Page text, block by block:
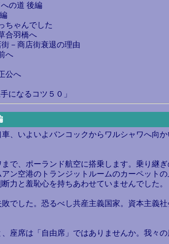
の道 後編
ゃんでした
合羽橋へ
－商店街衰退の理由
へ
公へ
になるコツ５０」
いよいよバンコックからワルシャワへ向か
、ポーランド航空に搭乗します。乗り継
ン空港のトランジットルームのカーペット
力と羞恥心を持ちあわせていませんでした。
でした。恐るべし共産主義国家。資本主義
席は「自由席」ではありませんか。我々の